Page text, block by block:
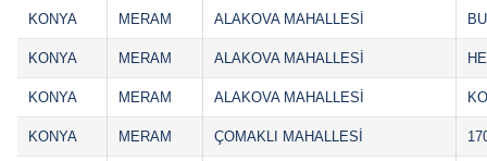
KONYA MERAM ALAKOVA MAHALLESİ
KONYA MERAM ALAKOVA MAHALLESİ
KONYA MERAM ALAKOVA MAHALLESİ
KONYA MERAM ÇOMAKLI MAHALLESİ